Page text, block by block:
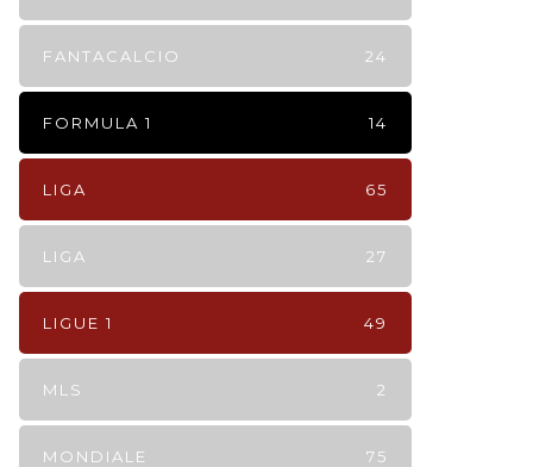
FANTACALCIO 24
FORMULA 1 14
LIGA 65
LIGA 27
LIGUE 1 49
MLS 2
MONDIALE 75